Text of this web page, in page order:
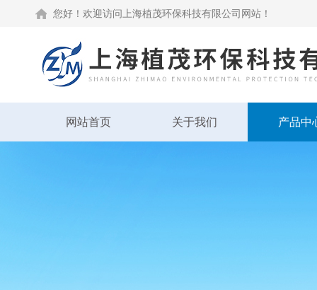
您好！欢迎访问上海植茂环保科技有限公司网站！
网站首页 关于我们 产品中